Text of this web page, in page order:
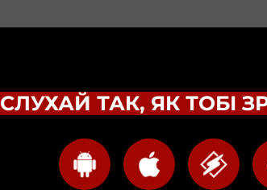
СЛУХАЙ ТАК, ЯК ТОБІ